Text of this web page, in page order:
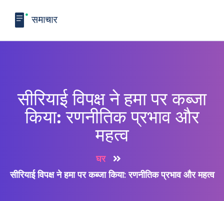
सीरियाई विपक्ष ने हमा पर कब्जा
किया: रणनीतिक प्रभाव और
महत्व
घर
सीरियाई विपक्ष ने हमा पर कब्जा किया: रणनीतिक प्रभाव और महत्व